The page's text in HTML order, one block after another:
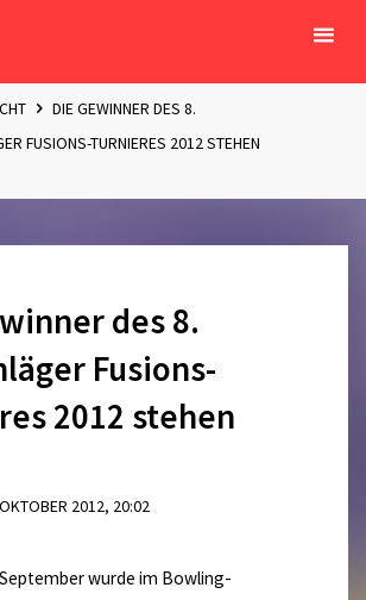
DIE GEWINNER DES 8.
FUSIONS-TURNIERES 2012 STEHEN
des 8.
Fusions-
2012 stehen
2012, 20:02
wurde im Bowling-